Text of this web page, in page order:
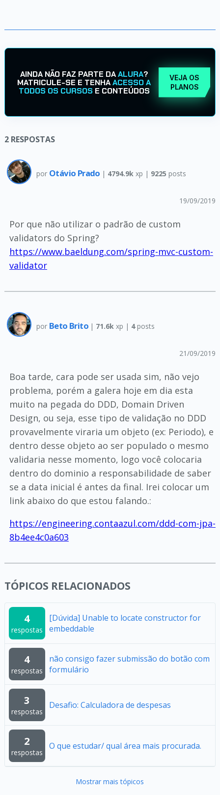
AINDA NÃO FAZ PARTE DAALURA?
MATRICULE-SE E TENHAACESSO A
TODOS OS CURSOS E CONTEÚDOS
VEJA OS
PLANOS
2 RESPOSTAS
por Otávio Prado | 4794.9k xp | 9225 posts
19/09/2019
Por que não utilizar o padrão de custom
validators do Spring?
https://www.baeldung.com/spring-mvc-custom-
validator
por Beto Brito | 71.6k xp | 4posts
21/09/2019
Boa tarde, cara pode ser usada sim, não vejo
problema, porém a galera hoje em dia esta
muito na pegada do DDD, Domain Driven
Design, ou seja, esse tipo de validação no DDD
provavelmente viraria um objeto (ex: Periodo), e
dentro desse objeto ao ser populado o mesmo
validaria nesse momento, logo você colocaria
dentro do dominio a responsabilidade de saber
se a data inicial é antes da final. Irei colocar um
link abaixo do que estou falando.:
https://engineering.contaazul.com/ddd-com-jpa-
8b4ee4c0a603
TÓPICOS RELACIONADOS
4
respostas
[Dúvida] Unable to locate constructor for
embeddable
4
respostas
não consigo fazer submissão do botão com
formulário
3
respostas
Desafio: Calculadora de despesas
2
respostas
O que estudar/ qual área mais procurada.
Mostrar mais tópicos